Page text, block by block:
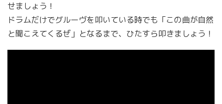
せましょう！
ドラムだけでグルーヴを叩いている時でも「この曲が自然
と聞こえてくるぜ」となるまで、ひたすら叩きましょう！